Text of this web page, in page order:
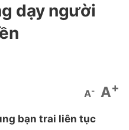
dạy người
A- A+
bạn trai liên tục